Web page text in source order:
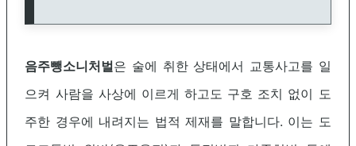
음주뺑소니처벌은 술에 취한 상태에서 교통사고를 일
으켜 사람을 사상에 이르게 하고도 구호 조치 없이 도
주한 경우에 내려지는 법적 제재를 말합니다. 이는 도